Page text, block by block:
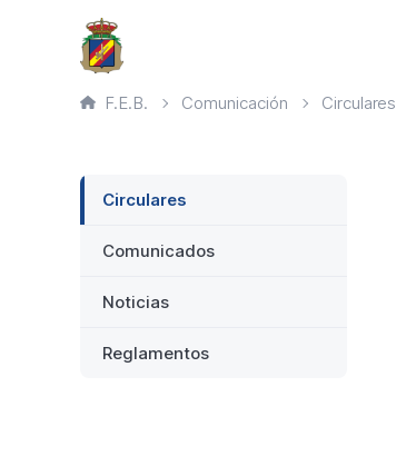
principalRuta
actual
F.E.B. Comunicación Circulares
Lateral
Circulares
Comunicados
Noticias
Reglamentos